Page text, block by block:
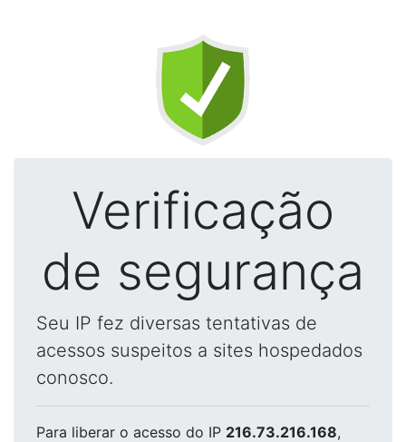
Verificação
de segurança
Seu IP fez diversas tentativas de
acessos suspeitos a sites hospedados
conosco.
Para liberar o acesso do IP 216.73.216.168,